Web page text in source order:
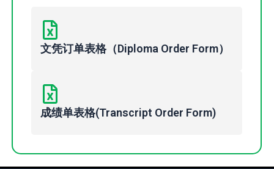
文凭订单表格（Diploma Order Form）
成绩单表格(Transcript Order Form)